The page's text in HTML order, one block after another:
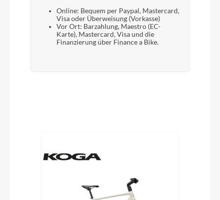
Online: Bequem per Paypal, Mastercard,
Visa oder Überweisung (Vorkasse)
Vor Ort: Barzahlung, Maestro (EC-
Karte), Mastercard, Visa und die
Finanzierung über Finance a Bike.